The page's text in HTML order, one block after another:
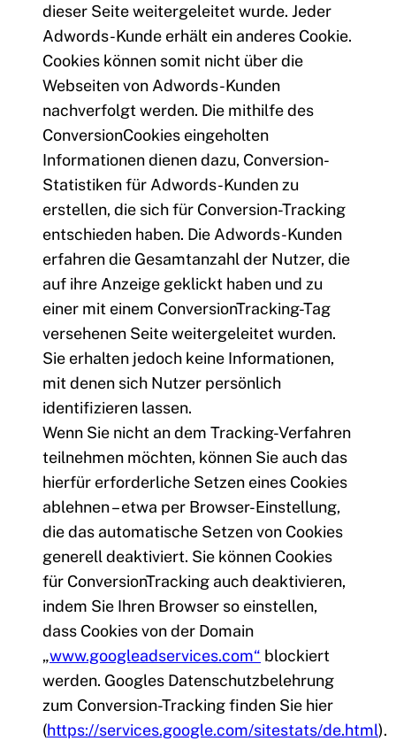
dieser Seite weitergeleitet wurde. Jeder
Adwords-Kunde erhält ein anderes Cookie.
Cookies können somit nicht über die
Webseiten von Adwords-Kunden
nachverfolgt werden. Die mithilfe des
ConversionCookies eingeholten
Informationen dienen dazu, Conversion-
Statistiken für Adwords-Kunden zu
erstellen, die sich für Conversion-Tracking
entschieden haben. Die Adwords-Kunden
erfahren die Gesamtanzahl der Nutzer, die
auf ihre Anzeige geklickt haben und zu
einer mit einem ConversionTracking-Tag
versehenen Seite weitergeleitet wurden.
Sie erhalten jedoch keine Informationen,
mit denen sich Nutzer persönlich
identifizieren lassen.
Wenn Sie nicht an dem Tracking-Verfahren
teilnehmen möchten, können Sie auch das
hierfür erforderliche Setzen eines Cookies
ablehnen – etwa per Browser-Einstellung,
die das automatische Setzen von Cookies
generell deaktiviert. Sie können Cookies
für ConversionTracking auch deaktivieren,
indem Sie Ihren Browser so einstellen,
dass Cookies von der Domain
„www.googleadservices.com“ blockiert
werden. Googles Datenschutzbelehrung
zum Conversion-Tracking finden Sie hier
(https://services.google.com/sitestats/de.html).